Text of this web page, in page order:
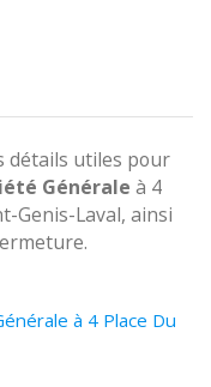
détails utiles pour
Générale à 4
Genis-Laval, ainsi
à 4 Place Du